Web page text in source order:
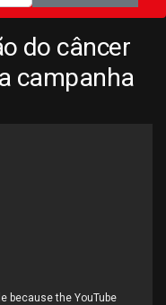
do câncer
campanha